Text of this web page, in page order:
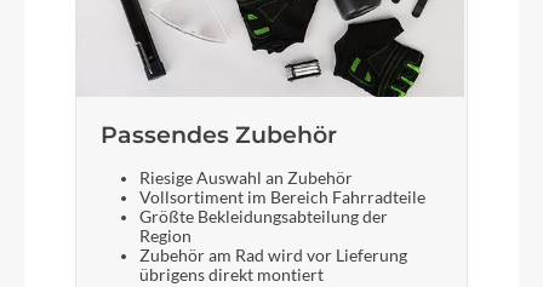
Sattel
DDK 226V
Gabel
SR Suntour NEX-E25 DS 700C
Display
Passendes Zubehör
Riesige Auswahl an Zubehör
Vollsortiment im Bereich Fahrradteile
Größte Bekleidungsabteilung der
Region
Zubehör am Rad wird vor Lieferung
übrigens direkt montiert